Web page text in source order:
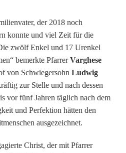
der 2018 noch
konnte und viel Zeit für die
zwölf Enkel und 17 Urenkel
bemerkte PfarrerVarghese
von Schwiegersohn Ludwig
zur Stelle und nach dessen
vor fünf Jahren täglich nach dem
und Perfektion hätten den
ausgezeichnet.
Christ, der mit Pfarrer